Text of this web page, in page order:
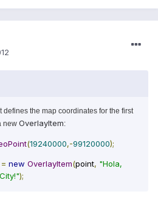
defines the map coordinates for the first
new OverlayItem:
(19240000,-99120000);
= new OverlayItem(point, "Hola,
);